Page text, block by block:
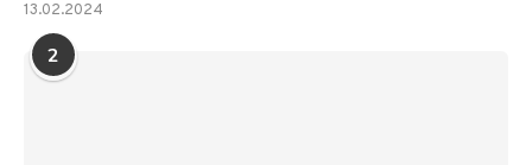
13.02.2024
2